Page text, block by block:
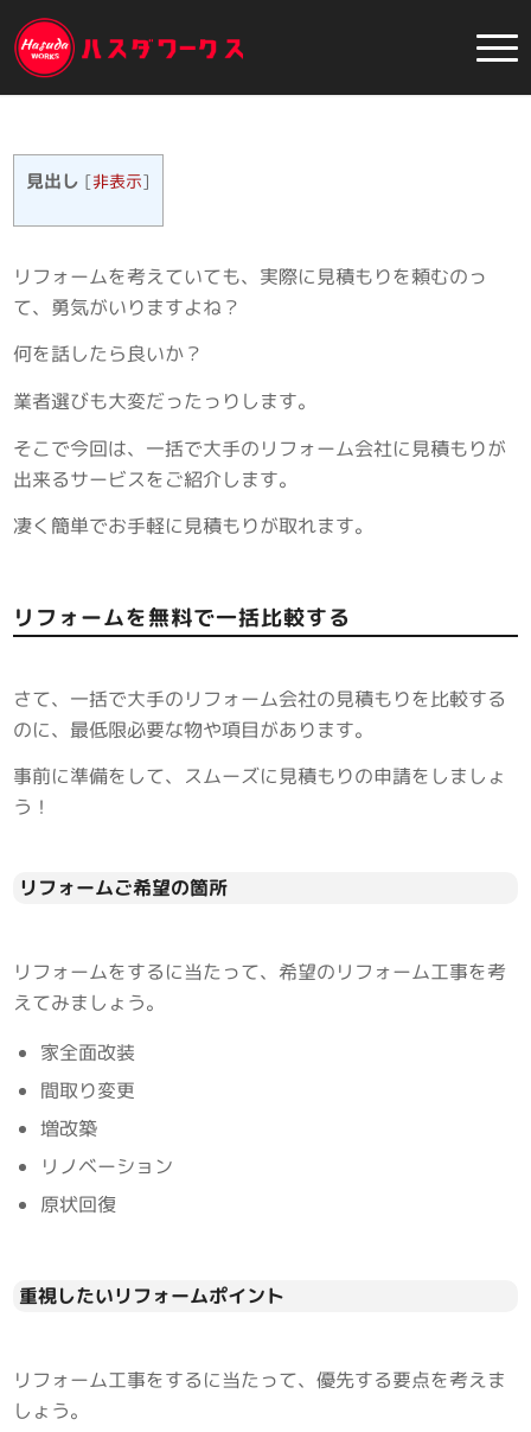
見出し [非表示]
リフォームを考えていても、実際に見積もりを頼むのっ
て、勇気がいりますよね？
何を話したら良いか？
業者選びも大変だったっりします。
そこで今回は、一括で大手のリフォーム会社に見積もりが
出来るサービスをご紹介します。
凄く簡単でお手軽に見積もりが取れます。
リフォームを無料で一括比較する
さて、一括で大手のリフォーム会社の見積もりを比較する
のに、最低限必要な物や項目があります。
事前に準備をして、スムーズに見積もりの申請をしましょ
う！
リフォームご希望の箇所
リフォームをするに当たって、希望のリフォーム工事を考
えてみましょう。
家全面改装
間取り変更
増改築
リノベーション
原状回復
重視したいリフォームポイント
リフォーム工事をするに当たって、優先する要点を考えま
しょう。